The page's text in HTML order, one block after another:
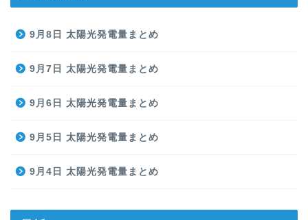
9月8日 太陽光発電量まとめ
9月7日 太陽光発電量まとめ
9月6日 太陽光発電量まとめ
9月5日 太陽光発電量まとめ
9月4日 太陽光発電量まとめ